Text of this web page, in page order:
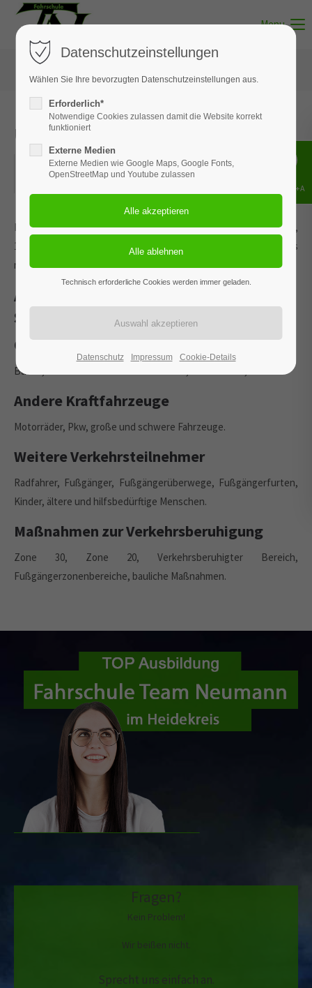
Menu
Unterricht - Thema 08
15.05.2022
Dieses Ereignis wird an den Terminen 30.11.2023, 11.01.2024,
14.02.2024, 19.03.2024 und 8 weiteren Terminen wiederholt. Das
nächste Ereignis findet statt am15.05.2022. bis zum 12.12.2024.
Andere Teilnehmer im
Straßenverkehr
Öffentliche Verkehrsmittel
Busse, Schulbusse und Straßenbahnen, Haltestellen, Taxen.
Andere Kraftfahrzeuge
Motorräder, Pkw, große und schwere Fahrzeuge.
Weitere Verkehrsteilnehmer
Radfahrer, Fußgänger, Fußgängerüberwege, Fußgängerfurten,
Kinder, ältere und hilfsbedürftige Menschen.
Maßnahmen zur Verkehrsberuhigung
Zone 30, Zone 20, Verkehrsberuhigter Bereich,
Fußgängerzonenbereiche, bauliche Maßnahmen.
Fragen?
Kein Problem!
Wir beißen nicht.
Sprecht uns einfach an.
Datenschutzeinstellungen
Wählen Sie Ihre bevorzugten Datenschutzeinstellungen aus.
Erforderlich*
Notwendige Cookies zulassen damit die Website korrekt
funktioniert
Externe Medien
Externe Medien wie Google Maps, Google Fonts,
OpenStreetMap und Youtube zulassen
Technisch erforderliche Cookies werden immer geladen.
Datenschutz Impressum Cookie-Details
Shift+Alt+A